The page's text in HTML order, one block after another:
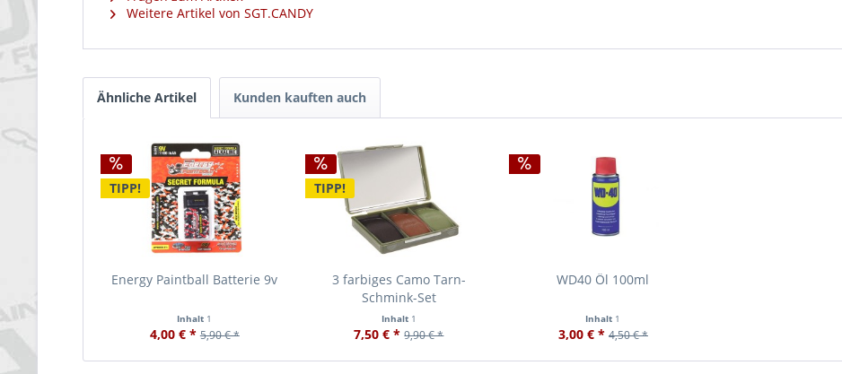
Weitere Artikel von SGT.CANDY
Ähnliche Artikel Kunden kauften auch
TIPP!
Energy Paintball Batterie 9v
Inhalt 1
4,00 € * 5,90 € *
TIPP!
3 farbiges Camo Tarn-
Schmink-Set
Inhalt 1
7,50 € * 9,90 € *
WD40 Öl 100ml
Inhalt 1
3,00 € * 4,50 € *